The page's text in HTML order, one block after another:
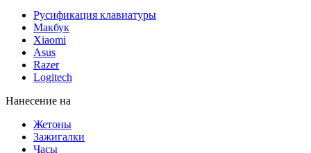
Русификация клавиатуры
Макбук
Xiaomi
Asus
Razer
Logitech
Нанесение на
Жетоны
Зажигалки
Часы